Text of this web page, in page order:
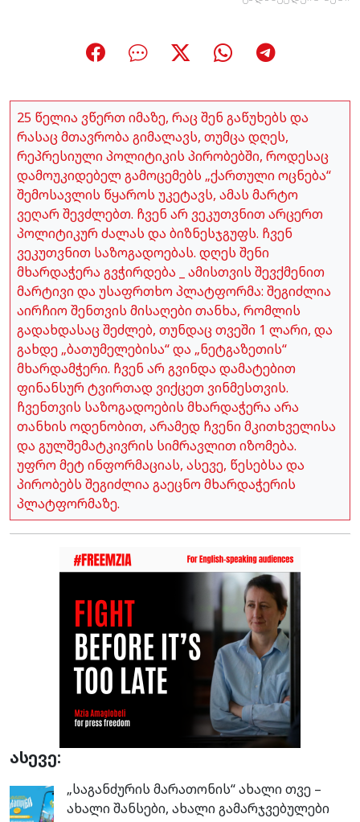
25 წელია ვწერთ იმაზე, რაც შენ გაწუხებს და
რასაც მთავრობა გიმალავს, თუმცა დღეს,
რეპრესიული პოლიტიკის პირობებში, როდესაც
დამოუკიდებელ გამოცემებს „ქართული ოცნება“
შემოსავლის წყაროს უკეტავს, ამას მარტო
ვეღარ შევძლებთ. ჩვენ არ ვეკუთვნით არცერთ
პოლიტიკურ ძალას და ბიზნესჯგუფს. ჩვენ
ვეკუთვნით საზოგადოებას. დღეს შენი
მხარდაჭერა გვჭირდება _ ამისთვის შევქმენით
მარტივი და უსაფრთხო პლატფორმა: შეგიძლია
აირჩიო შენთვის მისაღები თანხა, რომლის
გადახდასაც შეძლებ, თუნდაც თვეში 1 ლარი, და
გახდე „ბათუმელებისა“ და „ნეტგაზეთის“
მხარდამჭერი. ჩვენ არ გვინდა დამატებით
ფინანსურ ტვირთად ვიქცეთ ვინმესთვის.
ჩვენთვის საზოგადოების მხარდაჭერა არა
თანხის ოდენობით, არამედ ჩვენი მკითხველისა
და გულშემატკივრის სიმრავლით იზომება.
უფრო მეტ ინფორმაციას, ასევე, წესებსა და
პირობებს შეგიძლია გაეცნო მხარდაჭერის
პლატფორმაზე.
ასევე:
„საგანძურის მარათონის“ ახალი თვე –
ახალი შანსები, ახალი გამარჯვებულები